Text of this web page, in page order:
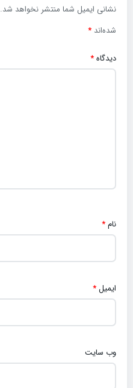
نشانی ایمیل شما منتشر نخواهد شد.
شده‌اند *
دیدگاه*
نام*
ایمیل*
وب‌ سایت